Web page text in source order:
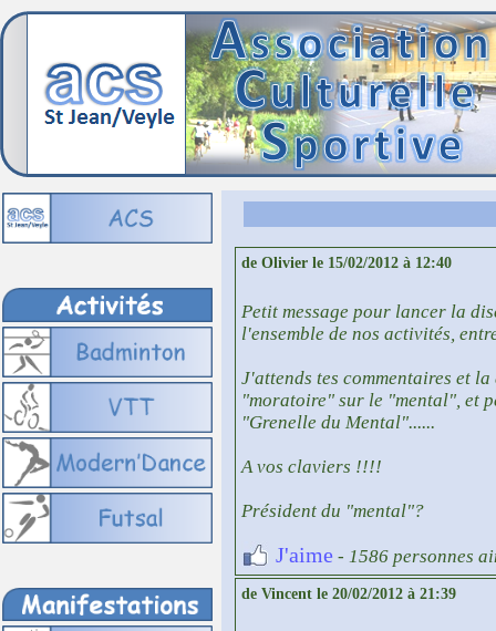
de Olivier le 15/02/2012 à 12:40
Petit message pour lancer la
l'ensemble de nos activités,
J'attends tes commentaires et
"moratoire" sur le "mental", et
"Grenelle du Mental"......
A vos claviers !!!!
Président du "mental"?
J'aime - 1586 personnes
de Vincent le 20/02/2012 à 21:39